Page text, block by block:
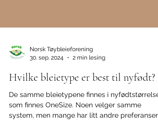
Norsk Tøybleieforening
30. sep. 2024
2 min lesing
Hvilke bleietype er best til nyfødt?
De samme bleietypene finnes i nyfødtstørrelse